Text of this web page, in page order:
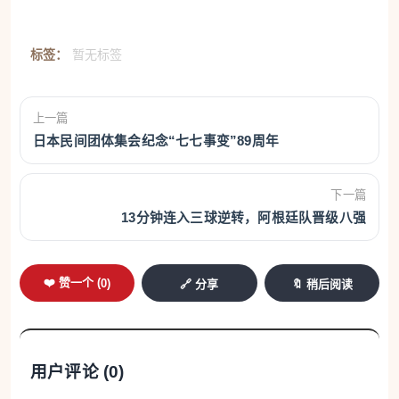
标签： 暂无标签
上一篇
日本民间团体集会纪念“七七事变”89周年
下一篇
13分钟连入三球逆转，阿根廷队晋级八强
❤️ 赞一个 (0) 🔗 分享 🔖 稍后阅读
用户评论 (0)